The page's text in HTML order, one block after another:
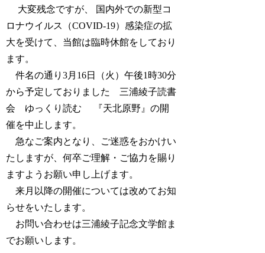
大変残念ですが、 国内外での新型コ
ロナウイルス（COVID-19）感染症の拡
大を受けて、当館は臨時休館をしており
ます。
件名の通り3月16日（火）午後1時30分
から予定しておりました 三浦綾子読書
会 ゆっくり読む 『天北原野』の開
催を中止します。
急なご案内となり、ご迷惑をおかけい
たしますが、何卒ご理解・ご協力を賜り
ますようお願い申し上げます。
来月以降の開催については改めてお知
らせをいたします。
お問い合わせは三浦綾子記念文学館ま
でお願いします。